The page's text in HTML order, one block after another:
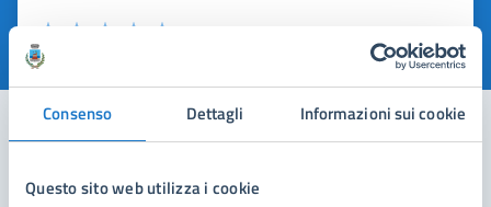
Consenso Dettagli Informazioni sui cookie
Questo sito web utilizza i cookie
Valuta 1 stelle su 5
Contatta il comune